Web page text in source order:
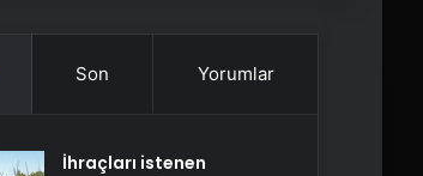
Son Yorumlar
İhraçları istenen